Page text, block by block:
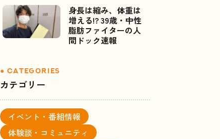
身長は縮み、体重は
増える!? 39歳・中性
脂肪ファイターの人
間ドック速報
カテゴリー
イベント・番組情報
体験談・コミュニティ